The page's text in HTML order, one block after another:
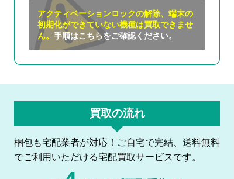
アクティベーションロックの解除、端末の
初期化ができていない機種は買取できませ
ん。手順はこちらをご確認ください。
買取の流れ
梱包も宅配業者が対応！ご自宅で完結、送料無料
でご利用いただける宅配買取サービスです。